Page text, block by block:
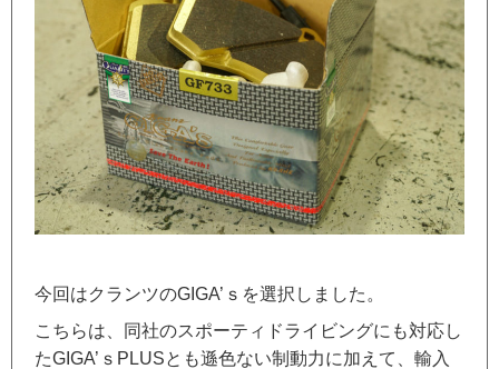
今回はクランツのGIGA’ｓを選択しました。
こちらは、同社のスポーティドライビングにも対応し
たGIGA’ｓPLUSとも遜色ない制動力に加えて、輸入